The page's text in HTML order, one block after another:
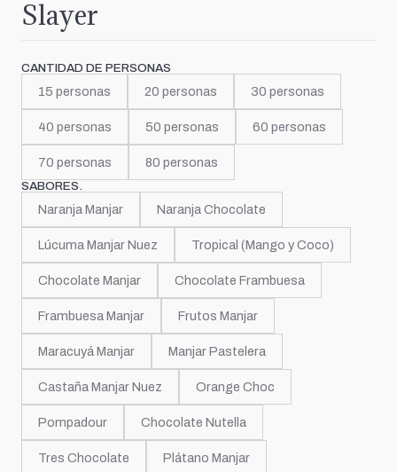
Slayer
CANTIDAD DE PERSONAS
15 personas 20 personas 30 personas
40 personas 50 personas 60 personas
70 personas 80 personas
SABORES.
Naranja Manjar Naranja Chocolate
Lúcuma Manjar Nuez Tropical (Mango y Coco)
Chocolate Manjar Chocolate Frambuesa
Frambuesa Manjar Frutos Manjar
Maracuyá Manjar Manjar Pastelera
Castaña Manjar Nuez Orange Choc
Pompadour Chocolate Nutella
Tres Chocolate Plátano Manjar